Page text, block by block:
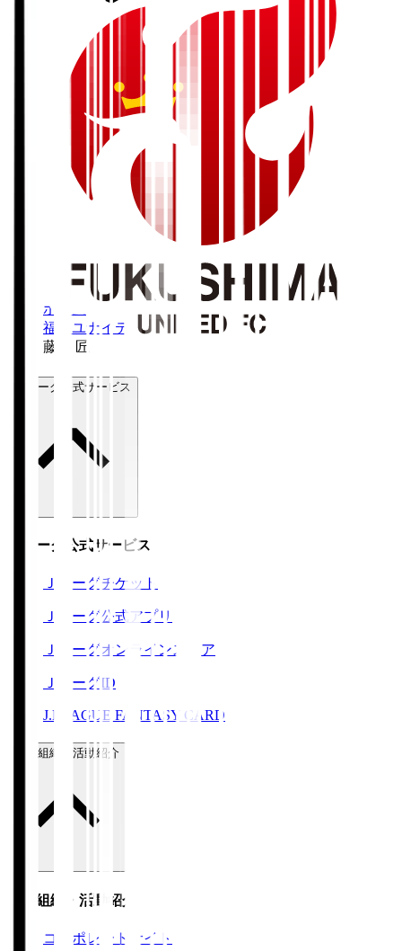
ホーム
福島ユナイテッドＦＣ
藤谷 匠
Ｊリーグ公式サービス
Ｊリーグ公式サービス
Ｊリーグチケット
Ｊリーグ公式アプリ
Ｊリーグオンラインストア
ＪリーグID
J.LEAGUE FANTASY CARD
運営組織・活動紹介
運営組織・活動紹介
コーポレートサイト